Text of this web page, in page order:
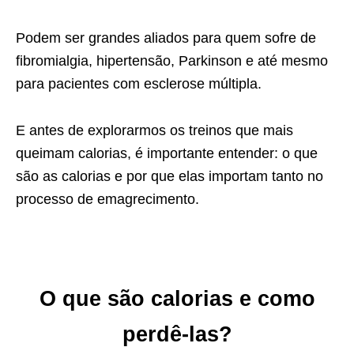
Podem ser grandes aliados para quem sofre de
fibromialgia, hipertensão, Parkinson e até mesmo
para pacientes com esclerose múltipla.
E antes de explorarmos os treinos que mais
queimam calorias, é importante entender: o que
são as calorias e por que elas importam tanto no
processo de emagrecimento.
O que são calorias e como
perdê-las?